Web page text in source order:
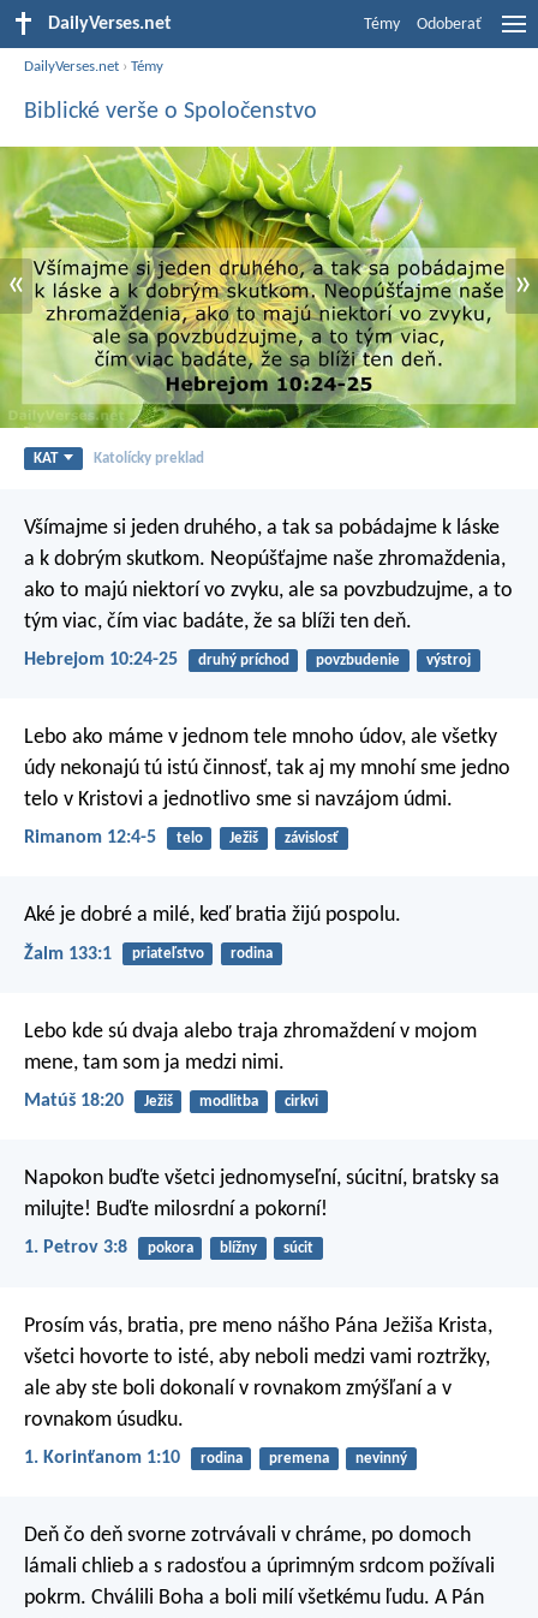
DailyVerses.net Témy Odoberať
DailyVerses.net ›Témy
Biblické verše o Spoločenstvo
« »
KAT Katolícky preklad
Všímajme si jeden druhého, a tak sa pobádajme k láske
a k dobrým skutkom. Neopúšťajme naše zhromaždenia,
ako to majú niektorí vo zvyku, ale sa povzbudzujme, a to
tým viac, čím viac badáte, že sa blíži ten deň.
Hebrejom 10:24-25 druhý príchod povzbudenie výstroj
Lebo ako máme v jednom tele mnoho údov, ale všetky
údy nekonajú tú istú činnosť, tak aj my mnohí sme jedno
telo v Kristovi a jednotlivo sme si navzájom údmi.
Rimanom 12:4-5 telo Ježiš závislosť
Aké je dobré a milé, keď bratia žijú pospolu.
Žalm 133:1 priateľstvo rodina
Lebo kde sú dvaja alebo traja zhromaždení v mojom
mene, tam som ja medzi nimi.
Matúš 18:20 Ježiš modlitba cirkvi
Napokon buďte všetci jednomyseľní, súcitní, bratsky sa
milujte! Buďte milosrdní a pokorní!
1. Petrov 3:8 pokora blížny súcit
Prosím vás, bratia, pre meno nášho Pána Ježiša Krista,
všetci hovorte to isté, aby neboli medzi vami roztržky,
ale aby ste boli dokonalí v rovnakom zmýšľaní a v
rovnakom úsudku.
1. Korinťanom 1:10 rodina premena nevinný
Deň čo deň svorne zotrvávali v chráme, po domoch
lámali chlieb a s radosťou a úprimným srdcom požívali
pokrm. Chválili Boha a boli milí všetkému ľudu. A Pán